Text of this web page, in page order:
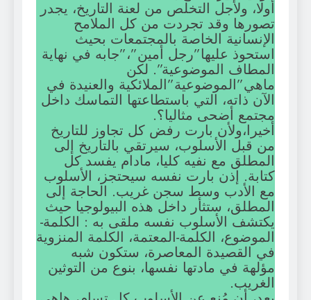
أولا، ولأجل التخلص من لعنة التاريخ، يجدر
تصورها وقد تجردت من كل الملامح
الإنسانية الخاصة بالمجتمعات بحيث
استحوذ عليها”رجل أمين”،”جابه في نهاية
المطاف الموضوعية”. لكن
ماهي”الموضوعية”الملائكية والعنيدة في
الآن ذاته، التي باستطاعتها التماسك داخل
مجتمع أضحى مثاليا؟.
أخيرا،ولأن بارت رفض كل تجاوز للتاريخ
من قبل الأسلوب، سيرتقي بالتاريخ إلى
المطلق مع نفيه كليا، مادام يفسد كل
كتابة. إذن بارت نفسه سيحتجز، الأسلوب
مع الأدب وسط سجن غريب. الحاجة إلى
المطلق، ستثأر داخل هذه البيولوجيا حيث
يكتشف الأسلوب نفسه ملقى به : الكلمة-
الموضوع، الكلمة-المعتمة، الكلمة المنزوية
في القصيدة المعاصرة، ستكون شبه
مؤلهة في مادتها نفسها، بنوع من التوثين
الغريب.